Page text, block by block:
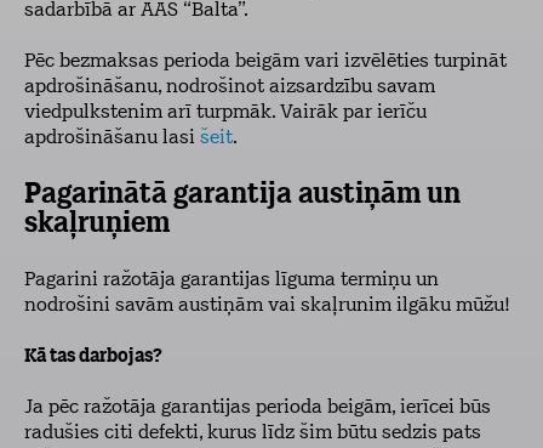
sadarbībā ar AAS “Balta”.
Pēc bezmaksas perioda beigām vari izvēlēties turpināt
apdrošināšanu, nodrošinot aizsardzību savam
viedpulkstenim arī turpmāk. Vairāk par ierīču
apdrošināšanu lasi šeit.
Pagarinātā garantija austiņām un
skaļruņiem
Pagarini ražotāja garantijas līguma termiņu un
nodrošini savām austiņām vai skaļrunim ilgāku mūžu!
Kā tas darbojas?
Ja pēc ražotāja garantijas perioda beigām, ierīcei būs
radušies citi defekti, kurus līdz šim būtu sedzis pats